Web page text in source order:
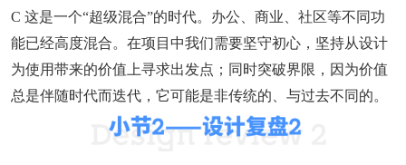
C 这是一个“超级混合”的时代。办公、商业、社区等不同功
能已经高度混合。在项目中我们需要坚守初心，坚持从设计
为使用带来的价值上寻求出发点；同时突破界限，因为价值
总是伴随时代而迭代，它可能是非传统的、与过去不同的。